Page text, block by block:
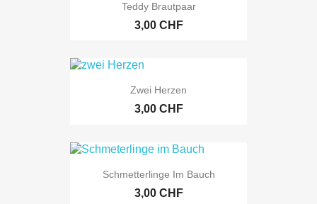
Teddy Brautpaar
3,00 CHF
Zwei Herzen
3,00 CHF
Schmetterlinge Im Bauch
3,00 CHF